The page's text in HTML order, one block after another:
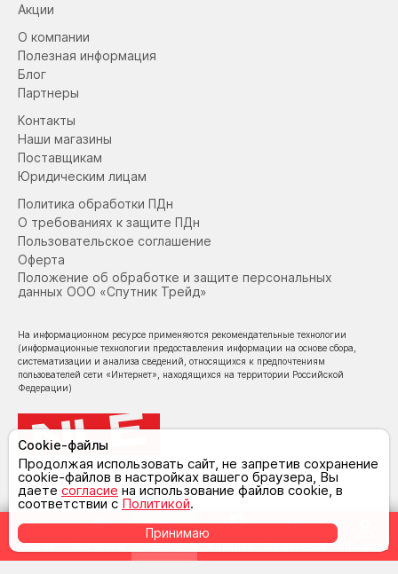
Акции
О компании
Полезная информация
Блог
Партнеры
Контакты
Наши магазины
Поставщикам
Юридическим лицам
Политика обработки ПДн
О требованиях к защите ПДн
Пользовательское соглашение
Оферта
Положение об обработке и защите персональных
данных ООО «Спутник Трейд»
© NoLimit Electronics 2026
На информационном ресурсе применяются рекомендательные технологии
(информационные технологии предоставления информации на основе сбора,
систематизации и анализа сведений, относящихся к предпочтениям
пользователей сети «Интернет», находящихся на территории Российской
Федерации)
Cookie-файлы
Продолжая использовать сайт, не запретив сохранение
cookie-файлов в настройках вашего браузера, Вы
даете согласие на использование файлов cookie, в
соответствии с Политикой.
Принимаю
Главная Магазины Каталог Корзина Сравнение Профиль